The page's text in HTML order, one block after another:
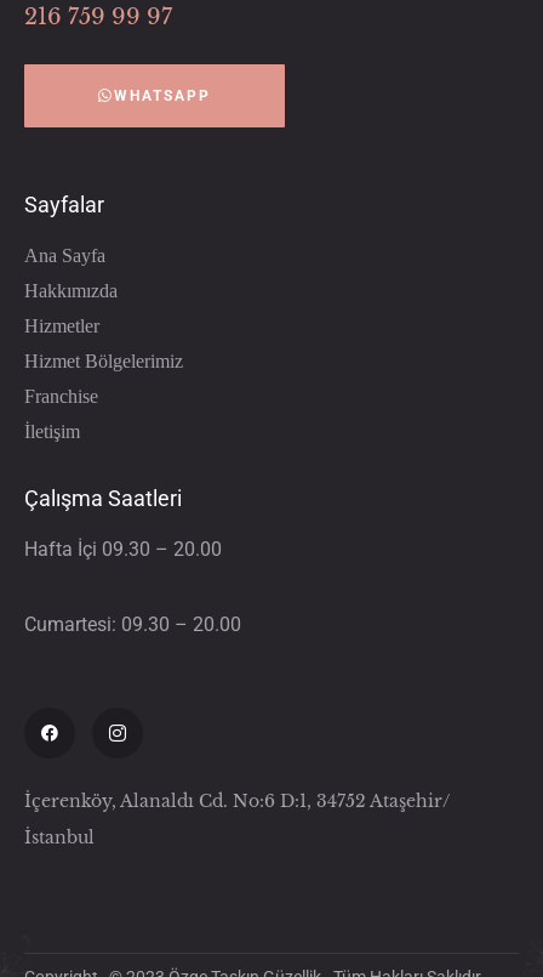
216 759 99 97
WHATSAPP
Sayfalar
Ana Sayfa
Hakkımızda
Hizmetler
Hizmet Bölgelerimiz
Franchise
İletişim
Çalışma Saatleri
Hafta İçi 09.30 – 20.00
Cumartesi: 09.30 – 20.00
İçerenköy, Alanaldı Cd. No:6 D:1, 34752 Ataşehir/
İstanbul